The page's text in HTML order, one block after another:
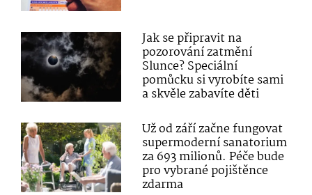
Jak se připravit na
pozorování zatmění
Slunce? Speciální
pomůcku si vyrobíte sami
a skvěle zabavíte děti
Už od září začne fungovat
supermoderní sanatorium
za 693 milionů. Péče bude
pro vybrané pojištěnce
zdarma